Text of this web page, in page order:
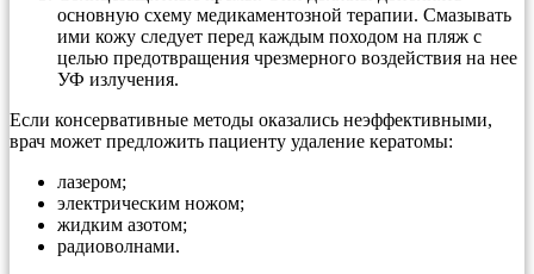
основную схему медикаментозной терапии. Смазывать
ими кожу следует перед каждым походом на пляж с
целью предотвращения чрезмерного воздействия на нее
УФ излучения.
Если консервативные методы оказались неэффективными,
врач может предложить пациенту удаление кератомы:
лазером;
электрическим ножом;
жидким азотом;
радиоволнами.